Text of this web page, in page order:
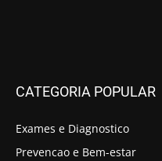
CATEGORIA POPULAR
Exames e Diagnostico
Prevencao e Bem-estar